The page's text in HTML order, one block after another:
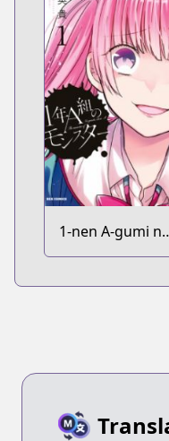
1-nen A-gumi
Monster